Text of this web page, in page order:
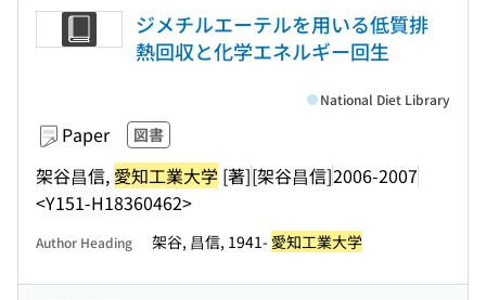
ジメチルエーテルを用いる低質排
熱回収と化学エネルギー回生
Paper 図書
架谷昌信, 愛知工業大学 [著][架谷昌信]2006-2007
<Y151-H18360462>
National Diet Library
Author Heading 架谷, 昌信, 1941- 愛知工業大学